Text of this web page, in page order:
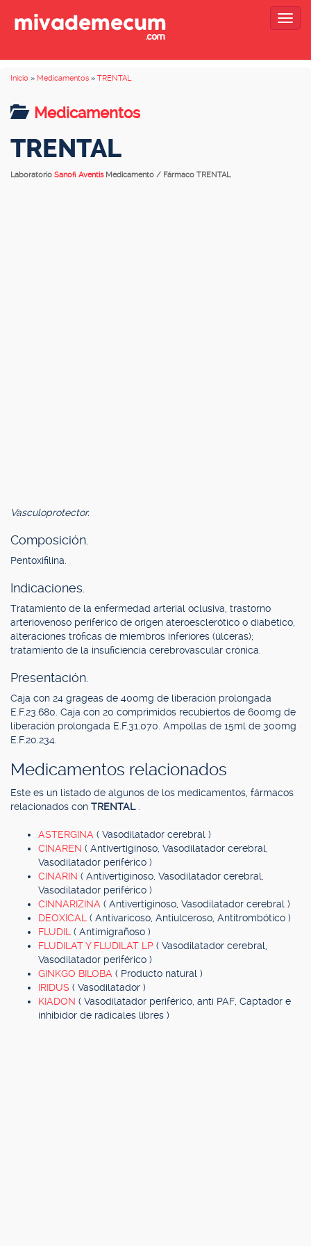
Inicio » Medicamentos » TRENTAL
Medicamentos
TRENTAL
Laboratorio Sanofi Aventis Medicamento / Fármaco TRENTAL
Vasculoprotector.
Composición.
Pentoxifilina.
Indicaciones.
Tratamiento de la enfermedad arterial oclusiva, trastorno
arteriovenoso periférico de origen ateroesclerótico o diabético,
alteraciones tróficas de miembros inferiores (úlceras);
tratamiento de la insuficiencia cerebrovascular crónica.
Presentación.
Caja con 24 grageas de 400mg de liberación prolongada
E.F.23.680. Caja con 20 comprimidos recubiertos de 600mg de
liberación prolongada E.F.31.070. Ampollas de 15ml de 300mg
E.F.20.234.
Medicamentos relacionados
Este es un listado de algunos de los medicamentos, fármacos
relacionados con TRENTAL
ASTERGINA ( Vasodilatador cerebral )
CINAREN ( Antivertiginoso, Vasodilatador cerebral,
Vasodilatador periférico )
CINARIN ( Antivertiginoso, Vasodilatador cerebral,
Vasodilatador periférico )
CINNARIZINA ( Antivertiginoso, Vasodilatador cerebral )
DEOXICAL ( Antivaricoso, Antiulceroso, Antitrombótico )
FLUDIL ( Antimigrañoso )
FLUDILAT Y FLUDILAT LP ( Vasodilatador cerebral,
Vasodilatador periférico )
GINKGO BILOBA ( Producto natural )
IRIDUS ( Vasodilatador )
KIADON ( Vasodilatador periférico, anti PAF, Captador e
inhibidor de radicales libres )